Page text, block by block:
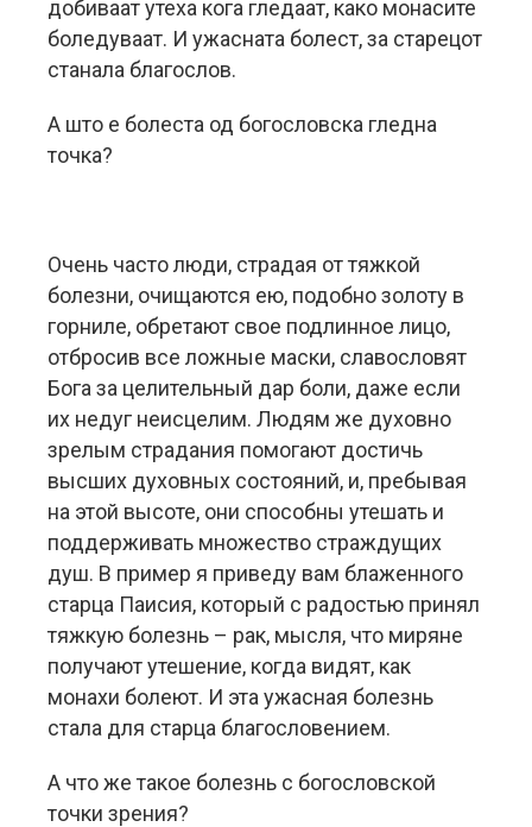
добиваат утеха кога гледаат, како монасите
боледуваат. И ужасната болест, за старецот
станала благослов.
А што е болеста од богословска гледна
точка?
Очень часто люди, страдая от тяжкой
болезни, очищаются ею, подобно золоту в
горниле, обретают свое подлинное лицо,
отбросив все ложные маски, славословят
Бога за целительный дар боли, даже если
их недуг неисцелим. Людям же духовно
зрелым страдания помогают достичь
высших духовных состояний, и, пребывая
на этой высоте, они способны утешать и
поддерживать множество страждущих
душ. В пример я приведу вам блаженного
старца Паисия, который с радостью принял
тяжкую болезнь – рак, мысля, что миряне
получают утешение, когда видят, как
монахи болеют. И эта ужасная болезнь
стала для старца благословением.
А что же такое болезнь с богословской
точки зрения?